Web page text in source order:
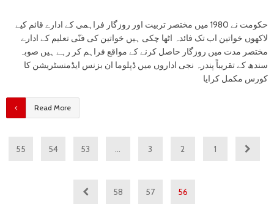
حکومت نے 1980 میں مختصر تربیت اور روزگار فراہمی کے ادارے قائم کیے
لاکھوں خواتین اب تک فائدہ اٹھا چکی ہیں خواتین کی فنّی تعلیم کے ادارے
مختصر مدت میں روزگار حاصل کرنے کے مواقع فراہم کر رہے ہیں صوبہ
سندھ کے تقریباً پندرہ نجی اداروں میں ڈپلوما ان بزنس ایڈمنسٹریشن کا
کورس مکمل کرایا
Read More
1
2
3
…
53
54
55
56
57
58